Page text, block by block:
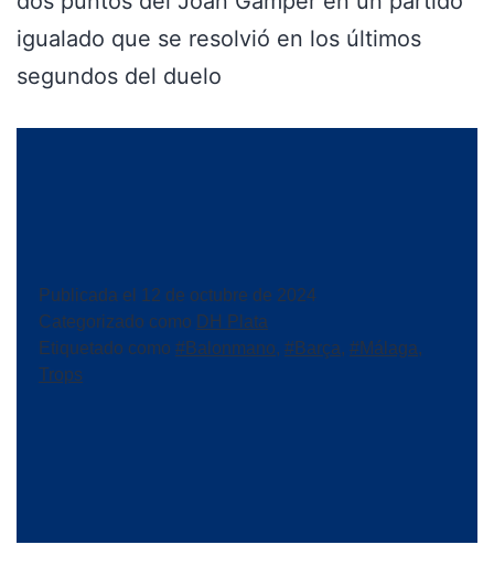
igualado que se resolvió en los últimos
segundos del duelo
Publicada el
12 de octubre de 2024
Categorizado como DH Plata
Etiquetado como #Balonmano, #Barça, #Málaga,
Trops